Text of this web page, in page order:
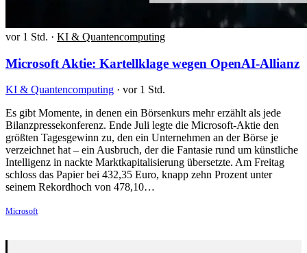
vor 1 Std. · KI & Quantencomputing
Microsoft Aktie: Kartellklage wegen OpenAI-Allianz
KI & Quantencomputing · vor 1 Std.
Es gibt Momente, in denen ein Börsenkurs mehr erzählt als jede
Bilanzpressekonferenz. Ende Juli legte die Microsoft-Aktie den
größten Tagesgewinn zu, den ein Unternehmen an der Börse je
verzeichnet hat – ein Ausbruch, der die Fantasie rund um künstliche
Intelligenz in nackte Marktkapitalisierung übersetzte. Am Freitag
schloss das Papier bei 432,35 Euro, knapp zehn Prozent unter
seinem Rekordhoch von 478,10…
Microsoft